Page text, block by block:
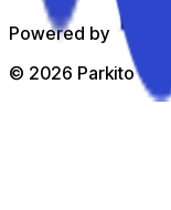
Powered by
© 2026 Parkito —